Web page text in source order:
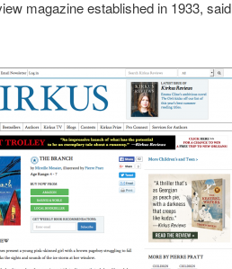
magazine established in 1933, said